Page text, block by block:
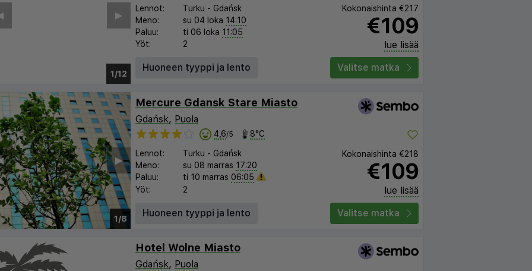
1/8
▶︎
Lennot: Turku - Gdańsk
Meno:
su 04 loka 14:10
Paluu:
ti 06 loka 11:05
Yöt:
2
Kokonaishinta €217
€109
lue lisää
Huoneen tyyppi ja lento
Valitse matka
1/8
▶︎
Mercure Gdansk Stare Miasto
Gdańsk, Puola
4,6/5 8°C
Lennot: Turku - Gdańsk
Meno:
su 08 marras 17:20
Paluu:
ti 10 marras 06:05
Yöt:
2
Kokonaishinta €218
€109
lue lisää
Huoneen tyyppi ja lento
Valitse matka
Hotel Wolne Miasto
Gdańsk, Puola